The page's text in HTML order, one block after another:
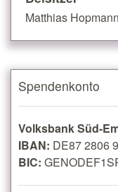
Matthias Hopmann
Spendenkonto
Volksbank Süd-
IBAN: DE87 2806
BIC: